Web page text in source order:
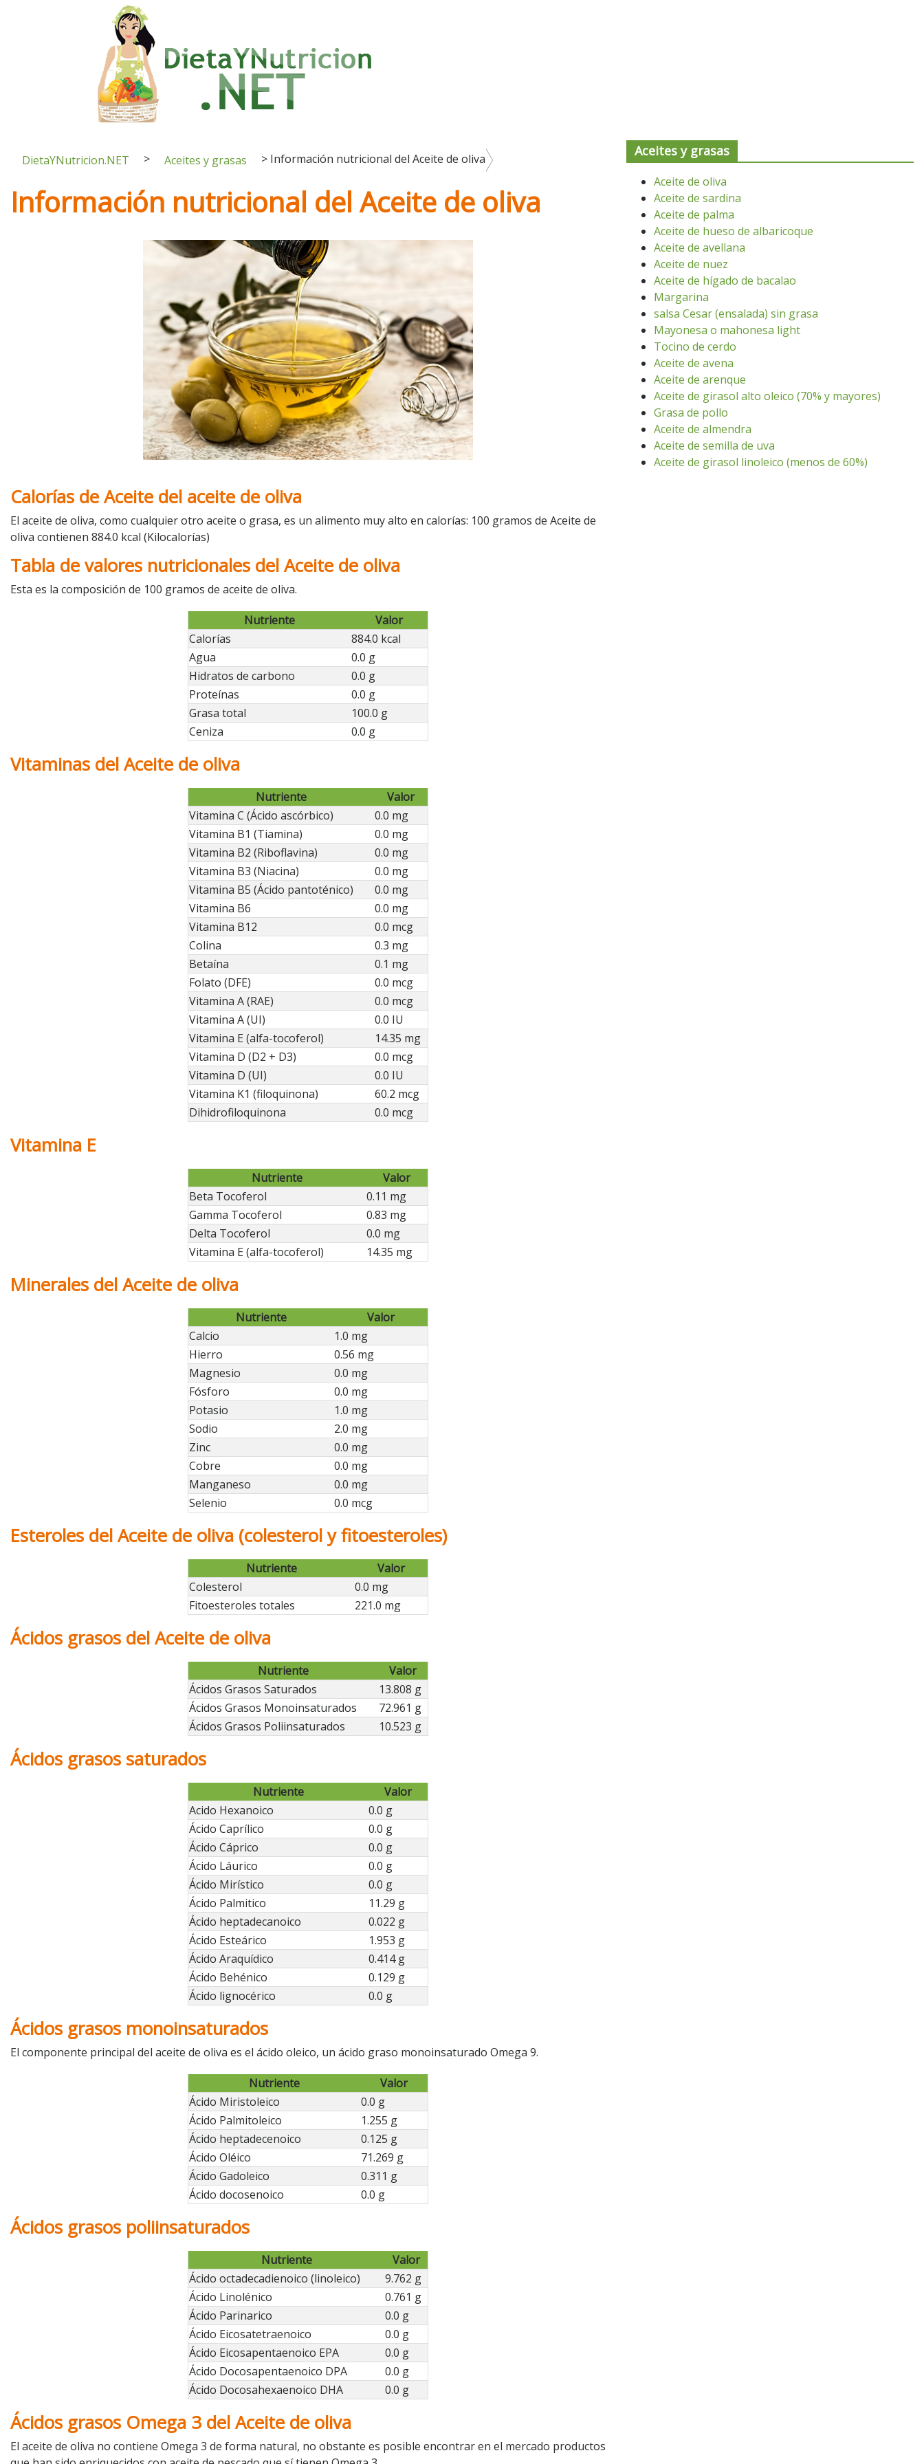
DietaYNutricion.NET > Aceites y grasas > Información nutricional del Aceite de oliva
Información nutricional del Aceite de oliva
Calorías de Aceite del aceite de oliva
El aceite de oliva, como cualquier otro aceite o grasa, es un alimento muy alto en calorías: 100 gramos de Aceite de
oliva contienen 884.0 kcal (Kilocalorías)
Tabla de valores nutricionales del Aceite de oliva
Esta es la composición de 100 gramos de aceite de oliva.
Nutriente
Valor
Calorías
884.0 kcal
Agua
0.0 g
Hidratos de carbono
0.0 g
Proteínas
0.0 g
Grasa total
100.0 g
Ceniza
0.0 g
Vitaminas del Aceite de oliva
Nutriente
Valor
Vitamina C (Ácido ascórbico)
0.0 mg
Vitamina B1 (Tiamina)
0.0 mg
Vitamina B2 (Riboflavina)
0.0 mg
Vitamina B3 (Niacina)
0.0 mg
Vitamina B5 (Ácido pantoténico)
0.0 mg
Vitamina B6
0.0 mg
Vitamina B12
0.0 mcg
Colina
0.3 mg
Betaína
0.1 mg
Folato (DFE)
0.0 mcg
Vitamina A (RAE)
0.0 mcg
Vitamina A (UI)
0.0 IU
Vitamina E (alfa-tocoferol)
14.35 mg
Vitamina D (D2 + D3)
0.0 mcg
Vitamina D (UI)
0.0 IU
Vitamina K1 (filoquinona)
60.2 mcg
Dihidrofiloquinona
0.0 mcg
Vitamina E
Nutriente
Valor
Beta Tocoferol
0.11 mg
Gamma Tocoferol
0.83 mg
Delta Tocoferol
0.0 mg
Vitamina E (alfa-tocoferol)
14.35 mg
Minerales del Aceite de oliva
Nutriente
Valor
Calcio
1.0 mg
Hierro
0.56 mg
Magnesio
0.0 mg
Fósforo
0.0 mg
Potasio
1.0 mg
Sodio
2.0 mg
Zinc
0.0 mg
Cobre
0.0 mg
Manganeso
0.0 mg
Selenio
0.0 mcg
Esteroles del Aceite de oliva (colesterol y fitoesteroles)
Nutriente
Valor
Colesterol
0.0 mg
Fitoesteroles totales
221.0 mg
Ácidos grasos del Aceite de oliva
Nutriente
Valor
Ácidos Grasos Saturados
13.808 g
Ácidos Grasos Monoinsaturados
72.961 g
Ácidos Grasos Poliinsaturados
10.523 g
Ácidos grasos saturados
Nutriente
Valor
Acido Hexanoico
0.0 g
Ácido Caprílico
0.0 g
Ácido Cáprico
0.0 g
Ácido Láurico
0.0 g
Ácido Mirístico
0.0 g
Ácido Palmitico
11.29 g
Ácido heptadecanoico
0.022 g
Ácido Esteárico
1.953 g
Ácido Araquídico
0.414 g
Ácido Behénico
0.129 g
Ácido lignocérico
0.0 g
Ácidos grasos monoinsaturados
El componente principal del aceite de oliva es el ácido oleico, un ácido graso monoinsaturado Omega 9.
Nutriente
Valor
Ácido Miristoleico
0.0 g
Ácido Palmitoleico
1.255 g
Ácido heptadecenoico
0.125 g
Ácido Oléico
71.269 g
Ácido Gadoleico
0.311 g
Ácido docosenoico
0.0 g
Ácidos grasos poliinsaturados
Nutriente
Valor
Ácido octadecadienoico (linoleico)
9.762 g
Ácido Linolénico
0.761 g
Ácido Parinarico
0.0 g
Ácido Eicosatetraenoico
0.0 g
Ácido Eicosapentaenoico EPA
0.0 g
Ácido Docosapentaenoico DPA
0.0 g
Ácido Docosahexaenoico DHA
0.0 g
Ácidos grasos Omega 3 del Aceite de oliva
El aceite de oliva no contiene Omega 3 de forma natural, no obstante es posible encontrar en el mercado productos
Aceites y grasas
Aceite de oliva
Aceite de sardina
Aceite de palma
Aceite de hueso de albaricoque
Aceite de avellana
Aceite de nuez
Aceite de hígado de bacalao
Margarina
salsa Cesar (ensalada) sin grasa
Mayonesa o mahonesa light
Tocino de cerdo
Aceite de avena
Aceite de arenque
Aceite de girasol alto oleico (70% y mayores)
Grasa de pollo
Aceite de almendra
Aceite de semilla de uva
Aceite de girasol linoleico (menos de 60%)